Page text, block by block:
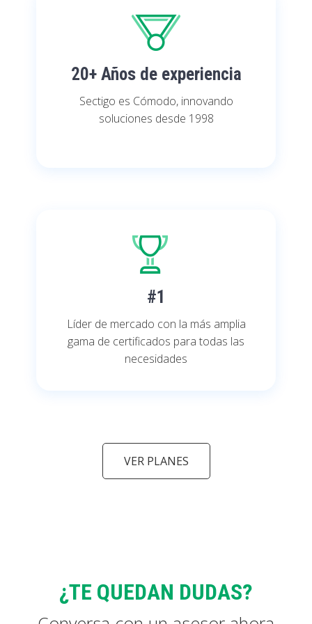
20+ Años de experiencia
Sectigo es Cómodo, innovando
soluciones desde 1998
#1
Líder de mercado con la más amplia
gama de certificados para todas las
necesidades
VER PLANES
¿TE QUEDAN DUDAS?